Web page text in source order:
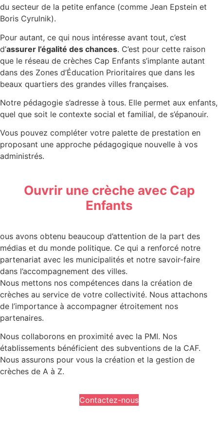
du secteur de la petite enfance (comme Jean Epstein et
Boris Cyrulnik).
Pour autant, ce qui nous intéresse avant tout, c’est
d’assurer l’égalité des chances. C’est pour cette raison
que le réseau de crèches Cap Enfants s’implante autant
dans des Zones d’Éducation Prioritaires que dans les
beaux quartiers des grandes villes françaises.
Notre pédagogie s’adresse à tous. Elle permet aux enfants,
quel que soit le contexte social et familial, de s’épanouir.
Vous pouvez compléter votre palette de prestation en
proposant une approche pédagogique nouvelle à vos
administrés.
Ouvrir une crèche avec Cap
Enfants
ous avons obtenu beaucoup d’attention de la part des
médias et du monde politique. Ce qui a renforcé notre
partenariat avec les municipalités et notre savoir-faire
dans l’accompagnement des villes.
Nous mettons nos compétences dans la création de
crèches au service de votre collectivité. Nous attachons
de l’importance à accompagner étroitement nos
partenaires.
Nous collaborons en proximité avec la PMI. Nos
établissements bénéficient des subventions de la CAF.
Nous assurons pour vous la création et la gestion de
crèches de A à Z.
Contactez-nous